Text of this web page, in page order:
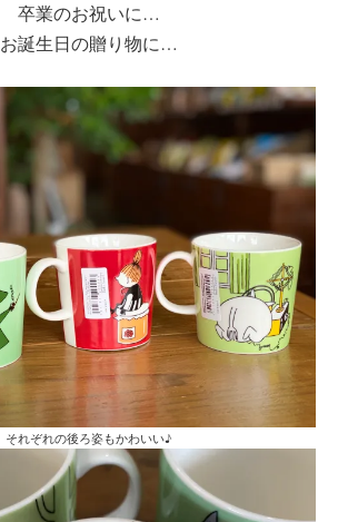
卒業のお祝いに…
お誕生日の贈り物に…
それぞれの後ろ姿もかわいい♪